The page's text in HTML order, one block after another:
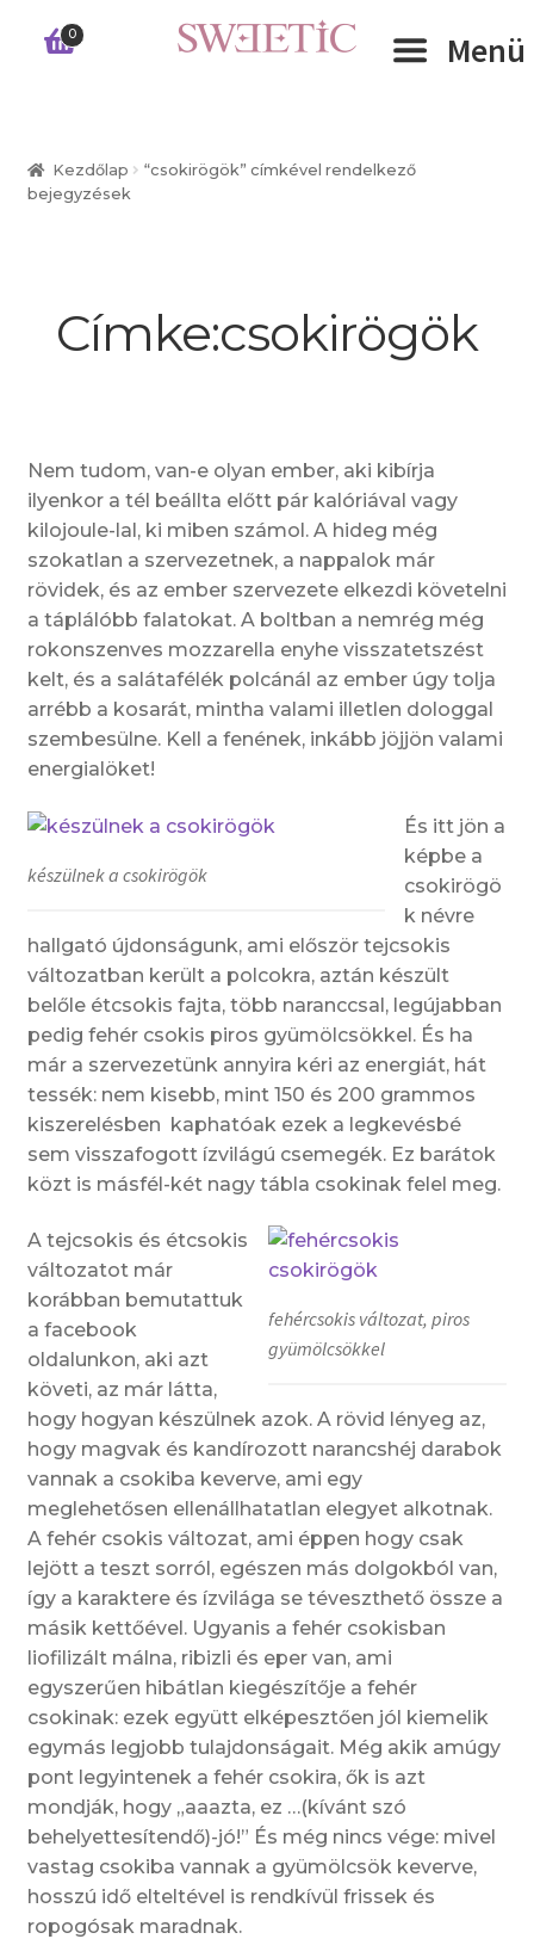
Ugrás
Kilépés
0 Menü
INFORMÁCIÓK
Kezdőlap
“csokirögök” címkével rendelkező
bejegyzések
Címke:csokirögök
Nem tudom, van-e olyan ember, aki kibírja
ilyenkor a tél beállta előtt pár kalóriával vagy
kilojoule-lal, ki miben számol. A hideg még
szokatlan a szervezetnek, a nappalok már
rövidek, és az ember szervezete elkezdi követelni
a táplálóbb falatokat. A boltban a nemrég még
rokonszenves mozzarella enyhe visszatetszést
kelt, és a salátafélék polcánál az ember úgy tolja
arrébb a kosarát, mintha valami illetlen dologgal
szembesülne. Kell a fenének, inkább jöjjön valami
energialöket!
készülnek a csokirögök
És itt jön a
képbe a
csokirögö
k névre
hallgató újdonságunk, ami először tejcsokis
változatban került a polcokra, aztán készült
belőle étcsokis fajta, több naranccsal, legújabban
pedig fehér csokis piros gyümölcsökkel. És ha
már a szervezetünk annyira kéri az energiát, hát
tessék: nem kisebb, mint 150 és 200 grammos
kiszerelésben kaphatóak ezek a legkevésbé
sem visszafogott ízvilágú csemegék. Ez barátok
közt is másfél-két nagy tábla csokinak felel meg.
fehércsokis változat, piros
gyümölcsökkel
A tejcsokis és étcsokis
változatot már
korábban bemutattuk
a facebook
oldalunkon, aki azt
követi, az már látta,
hogy hogyan készülnek azok. A rövid lényeg az,
hogy magvak és kandírozott narancshéj darabok
vannak a csokiba keverve, ami egy
meglehetősen ellenállhatatlan elegyet alkotnak.
A fehér csokis változat, ami éppen hogy csak
lejött a teszt sorról, egészen más dolgokból van,
így a karaktere és ízvilága se téveszthető össze a
másik kettőével. Ugyanis a fehér csokisban
liofilizált málna, ribizli és eper van, ami
egyszerűen hibátlan kiegészítője a fehér
csokinak: ezek együtt elképesztően jól kiemelik
egymás legjobb tulajdonságait. Még akik amúgy
pont legyintenek a fehér csokira, ők is azt
mondják, hogy „aaazta, ez …(kívánt szó
behelyettesítendő)-jó!” És még nincs vége: mivel
vastag csokiba vannak a gyümölcsök keverve,
hosszú idő elteltével is rendkívül frissek és
ropogósak maradnak.